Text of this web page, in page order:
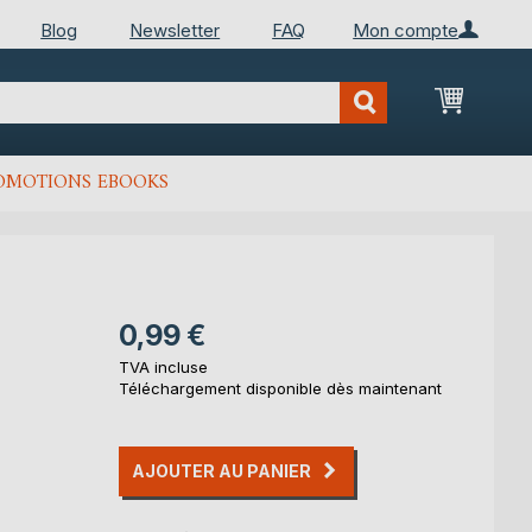
Mon compte
Blog Newsletter FAQ
Mon
EBOOKS
0,99 €
TVA incluse
Téléchargement disponible dès maintenant
AJOUTER AU PANIER